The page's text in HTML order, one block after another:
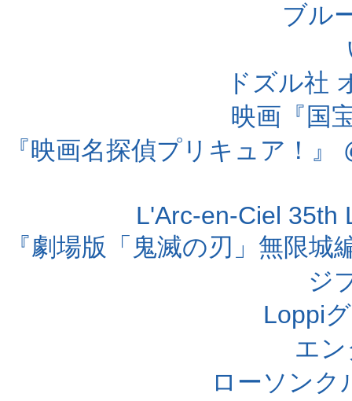
ブル
ドズル社
映画『国
『映画名探偵プリキュア！
L'Arc-en-Ciel 35th
『劇場版「鬼滅の刃」無限
ジ
Loppi
エ
ローソンク